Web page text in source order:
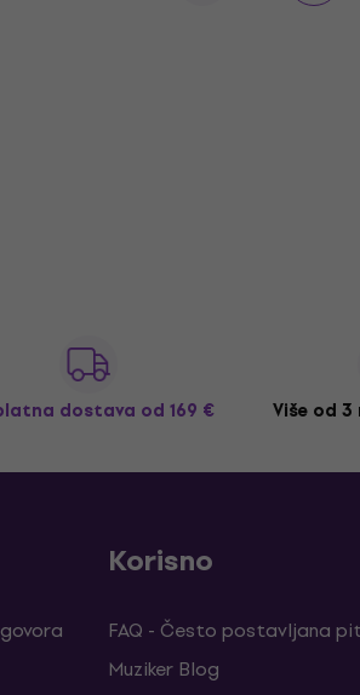
dostava od 169 € Više od
Korisno
FAQ - Često postavljana
Muziker Blog